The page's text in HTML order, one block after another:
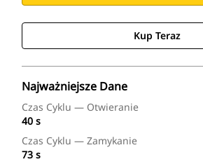
Kup Teraz
Najważniejsze Dane
Czas Cyklu — Otwieranie
40 s
Czas Cyklu — Zamykanie
73 s